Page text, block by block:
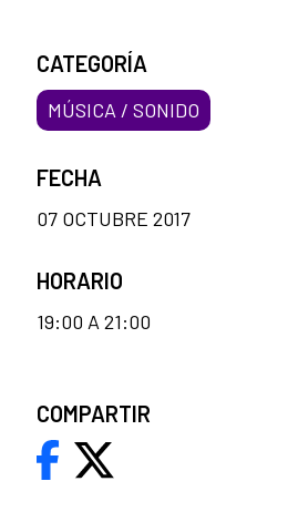
CATEGORÍA
MÚSICA / SONIDO
FECHA
07 OCTUBRE 2017
HORARIO
19:00 A 21:00
COMPARTIR